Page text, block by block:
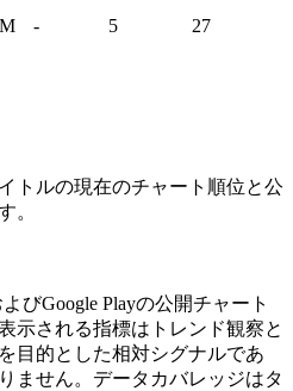
- 5
27
トルの現在のチャート順位と公
。
びGoogle Playの公開チャート
示される指標はトレンド観察と
目的とした相対シグナルであ
ません。データカバレッジはタ